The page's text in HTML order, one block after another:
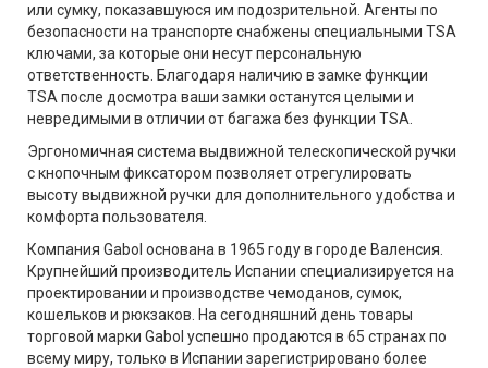
или сумку, показавшуюся им подозрительной. Агенты по
безопасности на транспорте снабжены специальными TSA
ключами, за которые они несут персональную
ответственность. Благодаря наличию в замке функции
TSA после досмотра ваши замки останутся целыми и
невредимыми в отличии от багажа без функции TSA.
Эргономичная система выдвижной телескопической ручки
с кнопочным фиксатором позволяет отрегулировать
высоту выдвижной ручки для дополнительного удобства и
комфорта пользователя.
Компания Gabol основана в 1965 году в городе Валенсия.
Крупнейший производитель Испании специализируется на
проектировании и производстве чемоданов, сумок,
кошельков и рюкзаков. На сегодняшний день товары
торговой марки Gabol успешно продаются в 65 странах по
всему миру, только в Испании зарегистрировано более